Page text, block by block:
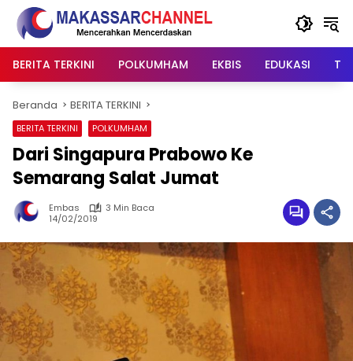
Langsung
konten
BERITA TERKINI
POLKUMHAM EKBIS EDUKASI
Beranda BERITA TERKINI
BERITA TERKINI POLKUMHAM
Dari Singapura Prabowo Ke
Semarang Salat Jumat
Embas
3 Min Baca
14/02/2019